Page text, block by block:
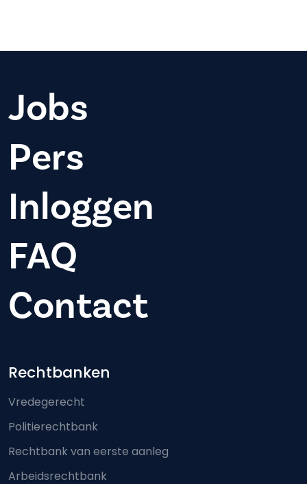
Jobs
Pers
Inloggen
FAQ
Contact
Footer-menu
Rechtbanken
Vredegerecht
Politierechtbank
Rechtbank van eerste aanleg
Arbeidsrechtbank